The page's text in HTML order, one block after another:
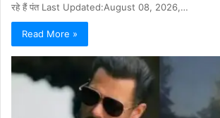
रहे हैं पंत Last Updated:August 08, 2026,…
Read More »